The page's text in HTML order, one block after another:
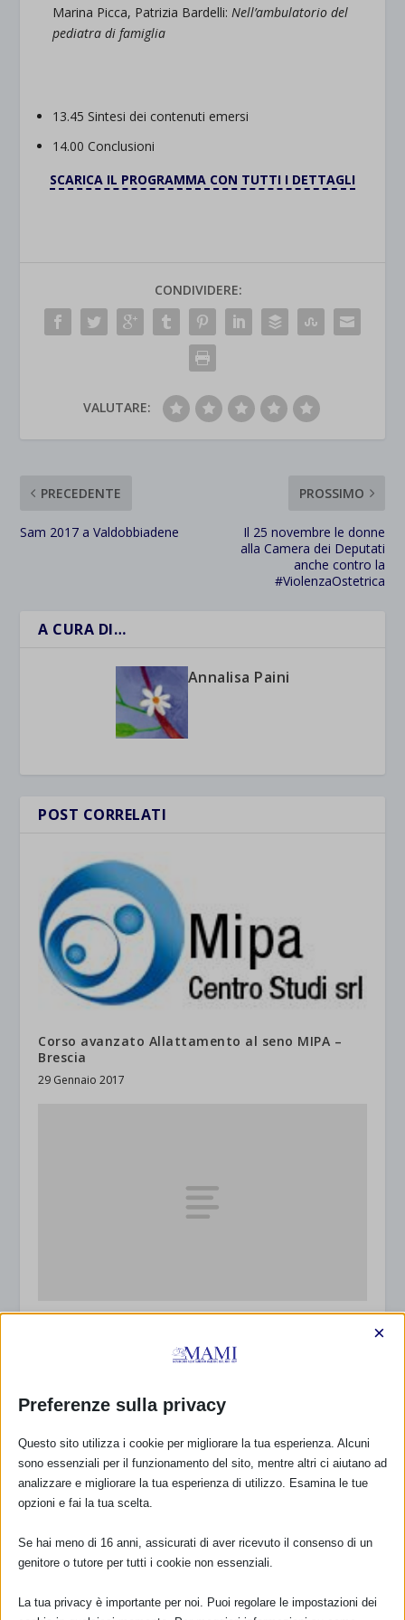
Marina Picca, Patrizia Bardelli:Nell’ambulatorio del
pediatra di famiglia
13.45 Sintesi dei contenuti emersi
14.00 Conclusioni
SCARICA IL PROGRAMMA CON TUTTI I DETTAGLI
CONDIVIDERE:
VALUTARE:
PRECEDENTE
Sam 2017 a Valdobbiadene
PROSSIMO
Il 25 novembre le donne
alla Camera dei Deputati
anche contro la
#ViolenzaOstetrica
A CURA DI…
Annalisa Paini
POST CORRELATI
Corso avanzato Allattamento al seno MIPA –
Brescia
29 Gennaio 2017
interventi e politiche per promuovere lo
sviluppo del bambino” – Roma
Preferenze sulla privacy
×
Questo sito utilizza i cookie per migliorare la tua esperienza. Alcuni
sono essenziali per il funzionamento del sito, mentre altri ci aiutano ad
analizzare e migliorare la tua esperienza di utilizzo. Esamina le tue
opzioni e fai la tua scelta.
Se hai meno di 16 anni, assicurati di aver ricevuto il consenso di un
genitore o tutore per tutti i cookie non essenziali.
La tua privacy è importante per noi. Puoi regolare le impostazioni dei